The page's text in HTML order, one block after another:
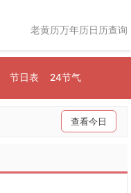
老黄历万年历日历查询
节日表 24节气
查看今日